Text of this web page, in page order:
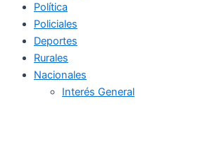
Política
Policiales
Deportes
Rurales
Nacionales
Interés General